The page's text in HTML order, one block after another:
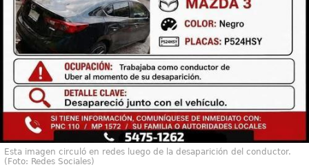
Esta imagen circuló en redes luego de la desaparición del conductor.
(Foto: Redes Sociales)